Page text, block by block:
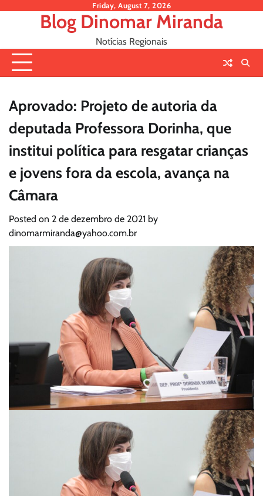
Friday, August 7, 2026
Blog Dinomar Miranda
Notícias Regionais
Aprovado: Projeto de autoria da
deputada Professora Dorinha, que
institui política para resgatar crianças
e jovens fora da escola, avança na
Câmara
Posted on 2 de dezembro de 2021 by
dinomarmiranda@yahoo.com.br